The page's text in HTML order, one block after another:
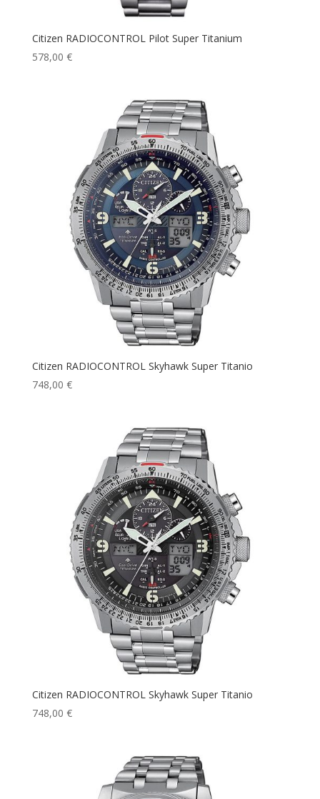
Citizen RADIOCONTROL Pilot Super Titanium
578,00 €
Citizen RADIOCONTROL Skyhawk Super Titanio
748,00 €
Citizen RADIOCONTROL Skyhawk Super Titanio
748,00 €